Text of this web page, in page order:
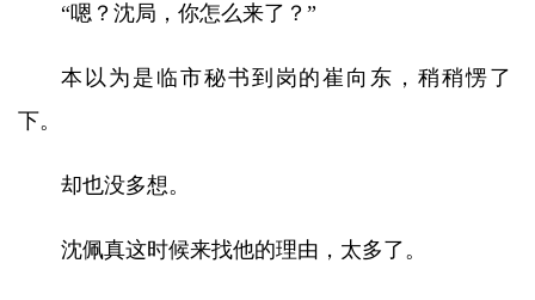
“嗯？沈局，你怎么来了？”
本以为是临市秘书到岗的崔向东，稍稍愣了
下。
却也没多想。
沈佩真这时候来找他的理由，太多了。